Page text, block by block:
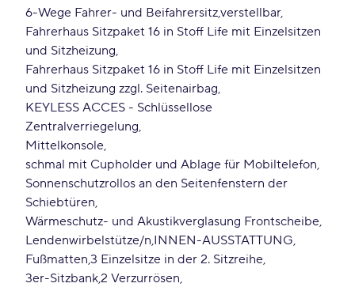
6-Wege Fahrer- und Beifahrersitzverstellbar
Fahrerhaus Sitzpaket 16 in Stoff Life mit Einzelsitzen
und Sitzheizung
Fahrerhaus Sitzpaket 16 in Stoff Life mit Einzelsitzen
und Sitzheizung zzgl. Seitenairbag
KEYLESS ACCES - Schlüssellose
Zentralverriegelung
Mittelkonsole
schmal mit Cupholder und Ablage für Mobiltelefon
Sonnenschutzrollos an den Seitenfenstern der
Schiebtüren
Wärmeschutz- und Akustikverglasung Frontscheibe
Lendenwirbelstütze/n INNEN-AUSSTATTUNG
Fußmatten 3 Einzelsitze in der 2. Sitzreihe
3er-Sitzbank2 Verzurrösen